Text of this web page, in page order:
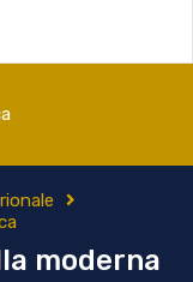
moderna